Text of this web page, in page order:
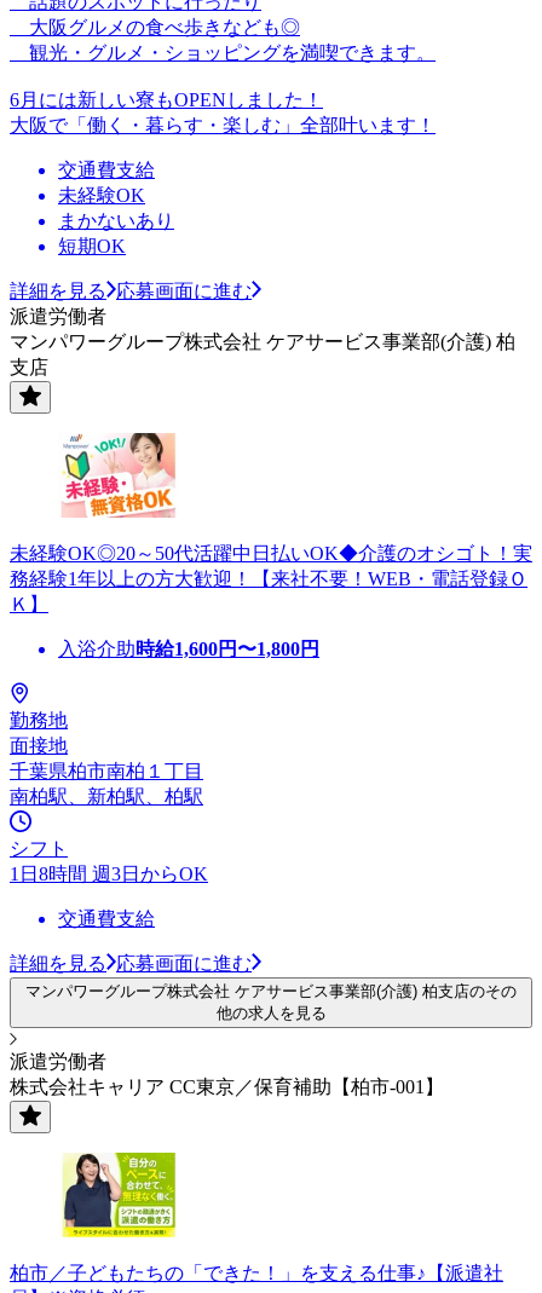
大阪グルメの食べ歩きなども◎
観光・グルメ・ショッピングを満喫できます。
6月には新しい寮もOPENしました！
大阪で「働く・暮らす・楽しむ」全部叶います！
交通費支給
未経験OK
まかないあり
短期OK
詳細を見る
応募画面に進む
派遣労働者
マンパワーグループ株式会社 ケアサービス事業部(介護) 柏
支店
未経験OK◎20～50代活躍中日払いOK◆介護のオシゴト！実
務経験1年以上の方大歓迎！【来社不要！WEB・電話登録Ｏ
Ｋ】
入浴介助時給1,600円〜1,800円
勤務地
面接地
千葉県柏市南柏１丁目
南柏駅、新柏駅、柏駅
シフト
1日8時間 週3日からOK
交通費支給
詳細を見る 応募画面に進む
マンパワーグループ株式会社 ケアサービス事業部(介護) 柏支店のその
他の求人を見る
派遣労働者
株式会社キャリア CC東京／保育補助【柏市-001】
柏市／子どもたちの「できた！」を支える仕事♪【派遣社